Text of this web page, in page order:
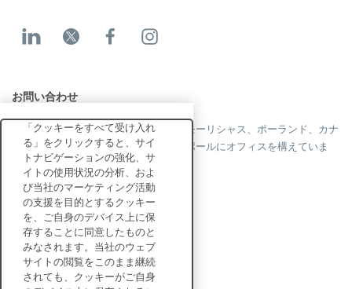
お問い合わせ
当社はフランス、米国、英国、香港、モーリシャス、ポーランド、カナ
ダ、ドイツ、日本、スペイン、シンガポールにオフィスを構えていま
す。
お問い合わせ
エンタープライズ向け
「クッキーをすべて受け入れ
る」をクリックすると、サイ
トナビゲーションの強化、サ
イトの使用状況の分析、およ
び当社のマーケティング活動
の支援を目的とするクッキー
を、ご自身のデバイス上に保
存することに同意したものと
みなされます。当社のウェブ
サイトの閲覧をこのまま継続
されても、クッキーがご自身